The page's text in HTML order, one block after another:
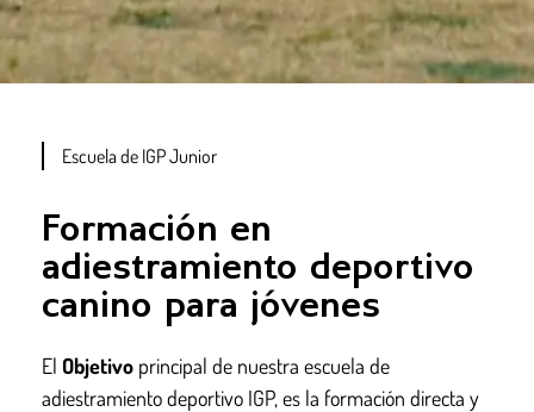
Escuela de IGP Junior
Formación en
adiestramiento deportivo
canino para jóvenes
El Objetivo principal de nuestra escuela de
adiestramiento deportivo IGP, es la formación directa y